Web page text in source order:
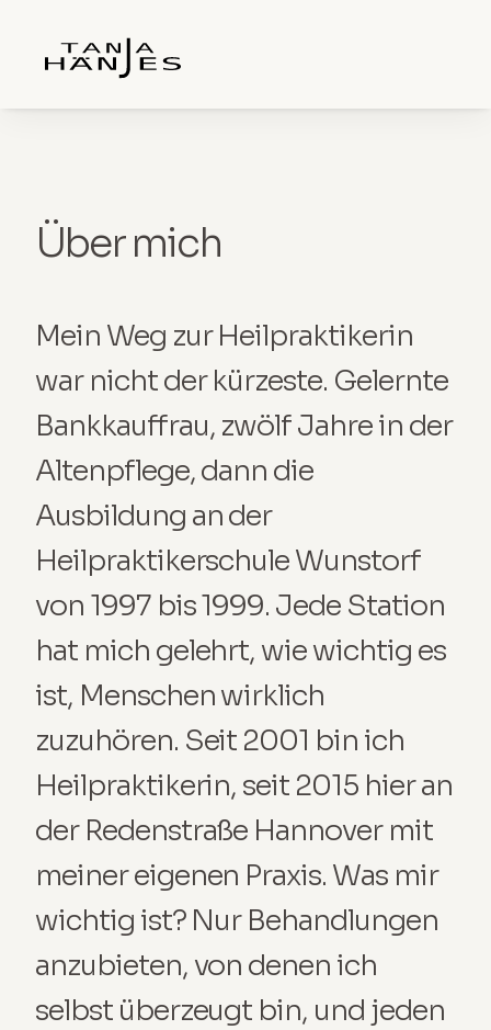
Über mich
Mein Weg zur Heilpraktikerin
war nicht der kürzeste. Gelernte
Bankkauffrau, zwölf Jahre in der
Altenpflege, dann die
Ausbildung an der
Heilpraktikerschule Wunstorf
von 1997 bis 1999. Jede Station
hat mich gelehrt, wie wichtig es
ist, Menschen wirklich
zuzuhören. Seit 2001 bin ich
Heilpraktikerin, seit 2015 hier an
der Redenstraße Hannover mit
meiner eigenen Praxis. Was mir
wichtig ist? Nur Behandlungen
anzubieten, von denen ich
selbst überzeugt bin, und jeden